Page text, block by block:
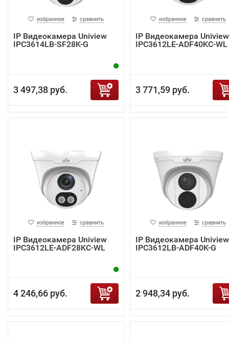
избранное сравнить
IP Видеокамера Uniview
IPC3614LB-SF28K-G
3 497,38 руб.
избранное сравнить
IP Видеокамера Uniview
IPC3612LE-ADF40KC-WL
3 771,59 руб.
избранное сравнить
IP Видеокамера Uniview
IPC3612LE-ADF28KC-WL
4 246,66 руб.
избранное сравнить
IP Видеокамера Uniview
IPC3612LB-ADF40K-G
2 948,34 руб.